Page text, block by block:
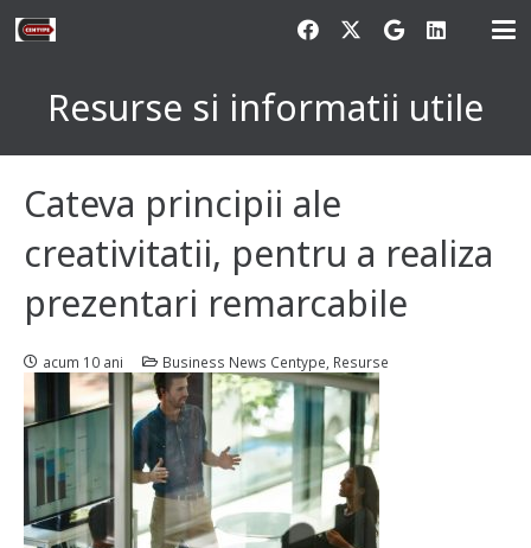
Resurse si informatii utile
Cateva principii ale
creativitatii, pentru a realiza
prezentari remarcabile
acum 10 ani Business News Centype Resurse